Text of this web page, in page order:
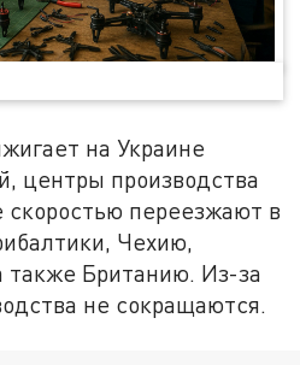
на Украине
центры производства
переезжают в
Чехию,
Британию. Из-за
не сокращаются.